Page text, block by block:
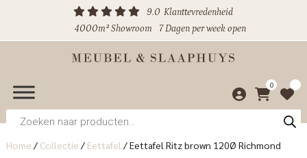
9.0 Klanttevredenheid
4000m² Showroom
7 Dagen per week open
0
Producten
zoeken
Home / Collectie / Eettafel /Eettafel Ritz brown 120Ø Richmond